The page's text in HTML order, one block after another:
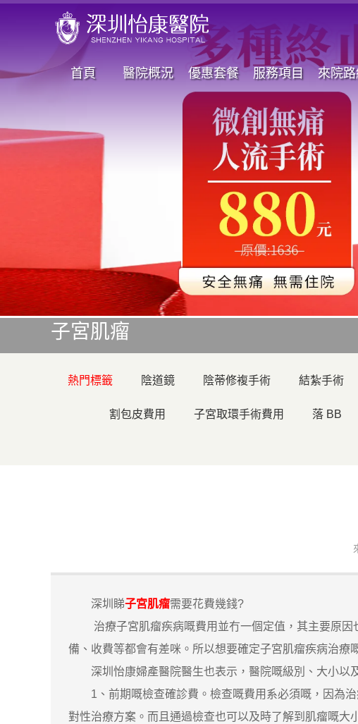
首頁 醫院概況 優惠套餐 服務項目 來院
子宮肌瘤
熱門標籤 陰道鏡 陰蒂修複手術 結紮手術
割包皮費用 子宮取環手術費用 落 BB
深圳睇子宮肌瘤需要花費幾錢?
治療子宮肌瘤疾病嘅費用並冇一個定值，其主要原因
備、收費等都會有差咪。所以想要確定子宮肌瘤疾病治療
深圳怡康婦產醫院醫生也表示，醫院嘅級別、大小以及
1、前期嘅檢查確診費。檢查嘅費用系必須嘅，因為治
對性治療方案。而且通過檢查也可以及時了解到肌瘤嘅大